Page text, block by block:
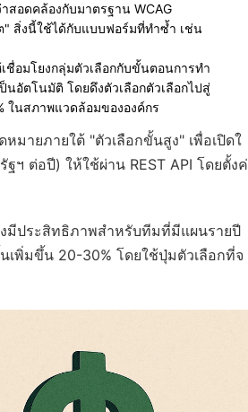
สอดคล้องกับมาตรฐาน WCAG
" สิ่งนี้ใช้ได้กับแบบฟอร์มที่ทำซ้ำ เช่น
ชื่อมโยงกลุ่มตัวเลือกกับขั้นตอนการทำ
นอัตโนมัติ โดยดึงตัวเลือกตัวเลือกไปสู่
ในสภาพแวดล้อมขององค์กร
ายภายใต้ "ตัวเลือกขั้นสูง" เพื่อเปิดใ
ต่อปี) ให้ใช้ผ่าน REST API โดยตั้งค่
มีประสิทธิภาพสำหรับทีมที่มีแผนรายปี
เพิ่มขึ้น 20-30% โดยใช้ปุ่มตัวเลือกที่จ